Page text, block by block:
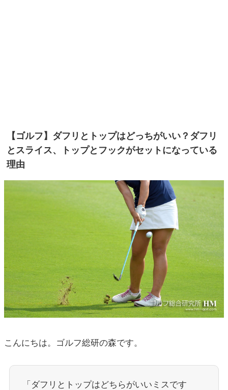
【ゴルフ】ダフリとトップはどっちがいい？ダフリ
とスライス、トップとフックがセットになっている
理由
こんにちは。ゴルフ総研の森です。
「ダフリとトップはどちらがいいミスです